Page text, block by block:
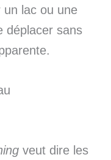
un lac ou une
déplacer sans
veut dire les